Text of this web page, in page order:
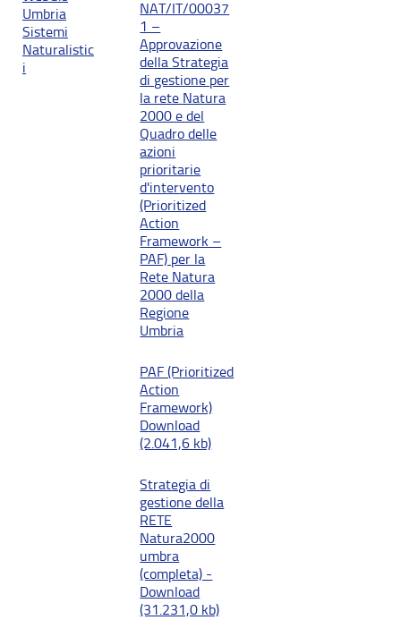
Umbria
Sistemi
Naturalistic
i
NAT/IT/00037
1 –
Approvazione
della Strategia
di gestione per
la rete Natura
2000 e del
Quadro delle
azioni
prioritarie
d'intervento
(Prioritized
Action
Framework –
PAF) per la
Rete Natura
2000 della
Regione
Umbria
PAF (Prioritized
Action
Framework)
Download
(2.041,6 kb)
Strategia di
gestione della
RETE
Natura2000
umbra
(completa) -
Download
(31.231,0 kb)